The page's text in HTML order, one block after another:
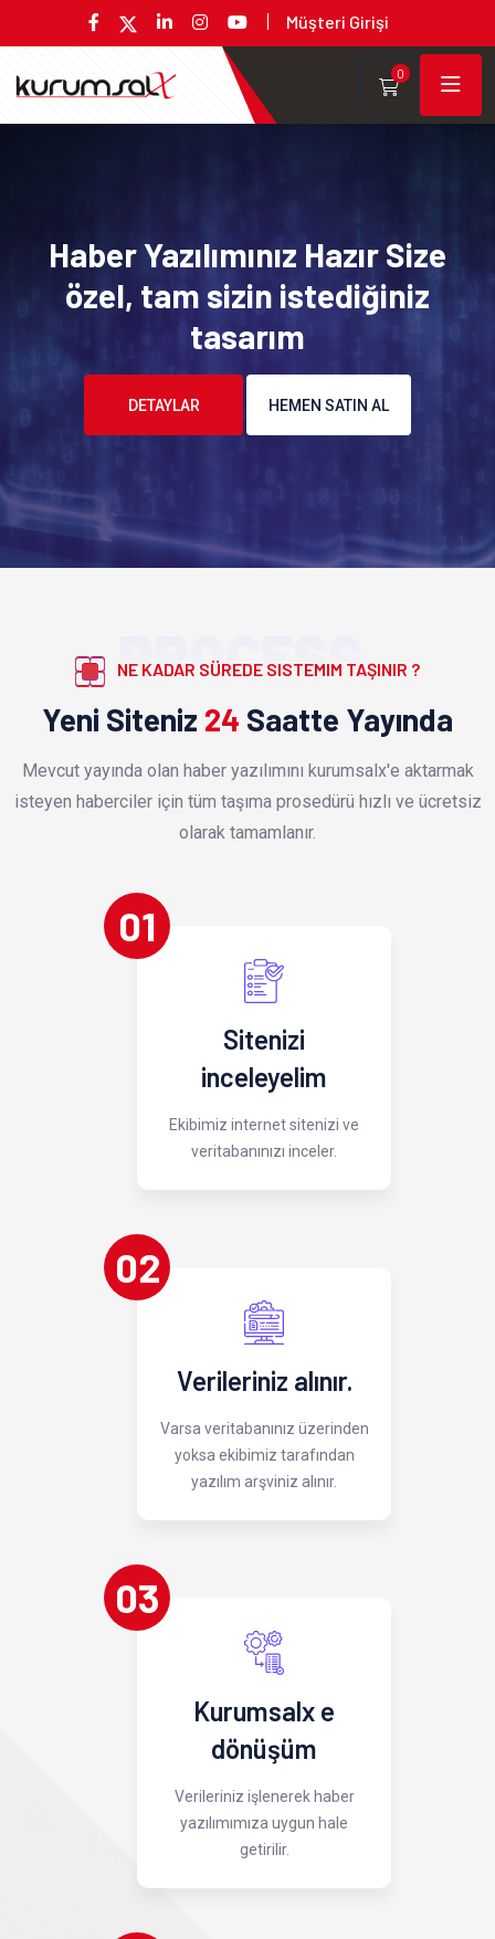
Müşteri Girişi
0
Haber Yazılımınız Hazır Size
özel, tam sizin istediğiniz
tasarım
DETAYLAR HEMEN SATIN AL
PROCESS
NE KADAR SÜREDE SISTEMIM TAŞINIR ?
Yeni Siteniz 24 Saatte Yayında
Mevcut yayında olan haber yazılımını kurumsalx'e aktarmak
isteyen haberciler için tüm taşıma prosedürü hızlı ve ücretsiz
olarak tamamlanır.
01
Sitenizi
inceleyelim
Ekibimiz internet sitenizi ve
veritabanınızı inceler.
02
Verileriniz alınır.
Varsa veritabanınız üzerinden
yoksa ekibimiz tarafından
yazılım arşviniz alınır.
03
Kurumsalx e
dönüşüm
Verileriniz işlenerek haber
yazılımımıza uygun hale
getirilir.